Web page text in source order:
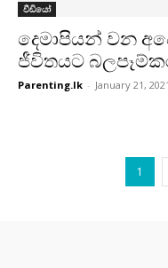
වීඩියෝ
දෙමාපියන් වන
ජීවිතයට
Parenting.lk - January 21, 2021
1